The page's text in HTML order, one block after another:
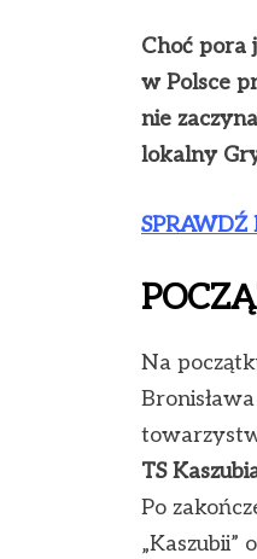
Choć pora
w Polsce
nie
lokalny
Na
TS
Po
„Kaszubii”